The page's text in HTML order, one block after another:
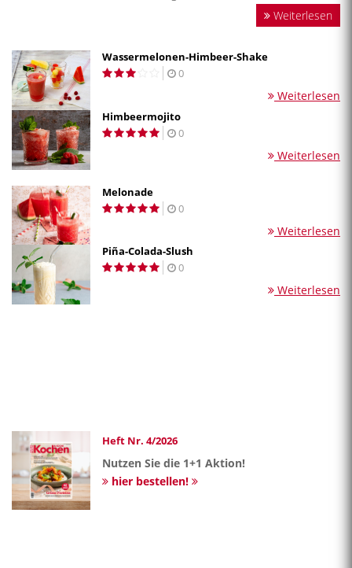
Weiterlesen
Wassermelonen-Himbeer-Shake
0
Weiterlesen
Himbeermojito
0
Weiterlesen
Melonade
0
Weiterlesen
Piña-Colada-Slush
0
Weiterlesen
Heft Nr. 4/2026
Nutzen Sie die 1+1 Aktion!
hier bestellen!